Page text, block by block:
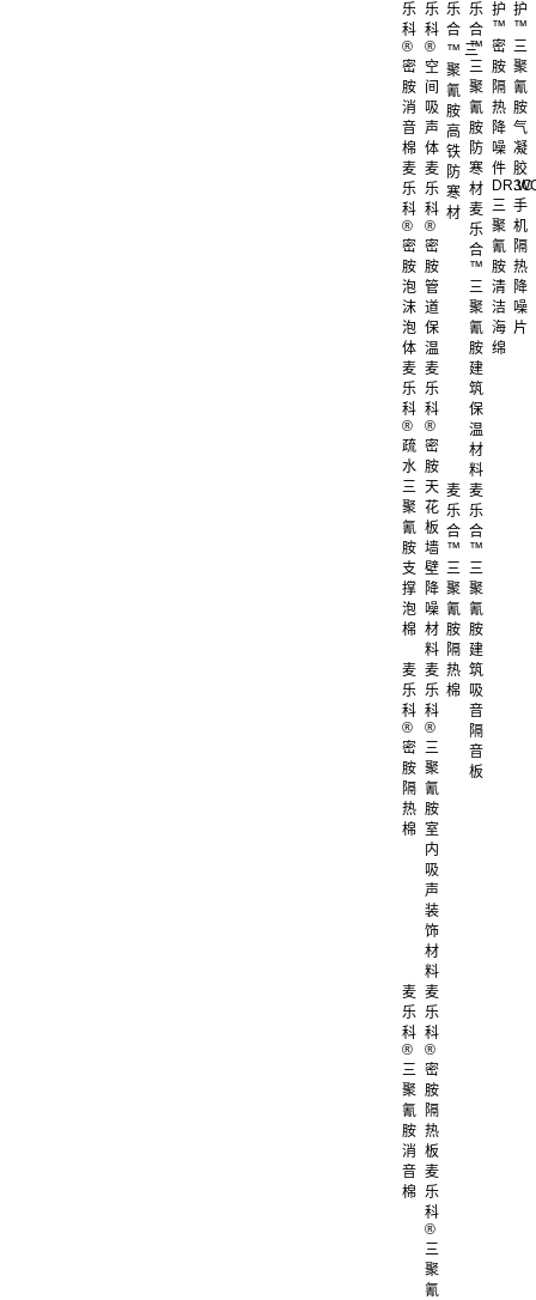
乐
科
®
密
胺
消
音
棉
乐
科
®
空
间
吸
声
体
麦
乐
科
®
密
胺
泡
沫
泡
体
麦
乐
科
®
密
胺
管
道
保
温
麦
乐
科
®
疏
水
三
聚
氰
胺
支
撑
泡
棉
麦
乐
科
®
密
胺
天
花
板
墙
壁
降
噪
材
料
麦
乐
科
®
密
胺
隔
热
棉
麦
乐
科
®
三
聚
氰
胺
室
内
吸
声
装
饰
材
料
麦
乐
科
®
三
聚
氰
胺
消
音
棉
麦
乐
科
®
密
胺
隔
热
板
麦
乐
科
®
三
聚
氰
乐
合
™ 三
聚
氰
胺
高
铁
防
寒
材
乐
合
™
三
聚
氰
胺
防
寒
材
麦
乐
合
™
三
聚
氰
胺
建
筑
保
温
材
料
麦
乐
合
™
三
聚
氰
胺
隔
热
棉
麦
乐
合
™
三
聚
氰
胺
建
筑
吸
音
隔
音
板
护
™
密
胺
隔
热
降
噪
件
护
™
三
聚
氰
胺
气
凝
胶
三
聚
氰
胺
清
洁
海
绵
3C
手
机
隔
热
降
噪
片